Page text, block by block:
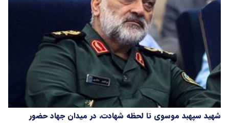
شهید سپهبد موسوی تا لحظه شهادت، در میدان جهاد حضور